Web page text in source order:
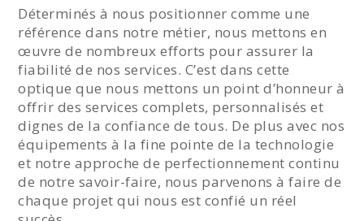
Déterminés à nous positionner comme une
référence dans notre métier, nous mettons en
œuvre de nombreux efforts pour assurer la
fiabilité de nos services. C’est dans cette
optique que nous mettons un point d’honneur à
offrir des services complets, personnalisés et
dignes de la confiance de tous. De plus avec nos
équipements à la fine pointe de la technologie
et notre approche de perfectionnement continu
de notre savoir-faire, nous parvenons à faire de
chaque projet qui nous est confié un réel